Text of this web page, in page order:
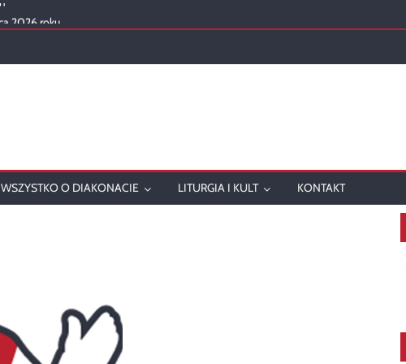
2026 roku
w 2025 roku
WSZYSTKO O DIAKONACIE LITURGIA I KULT KONTAKT